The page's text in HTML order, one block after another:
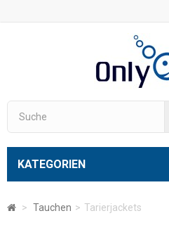
KATEGORIEN
> Tauchen > Tarierjackets